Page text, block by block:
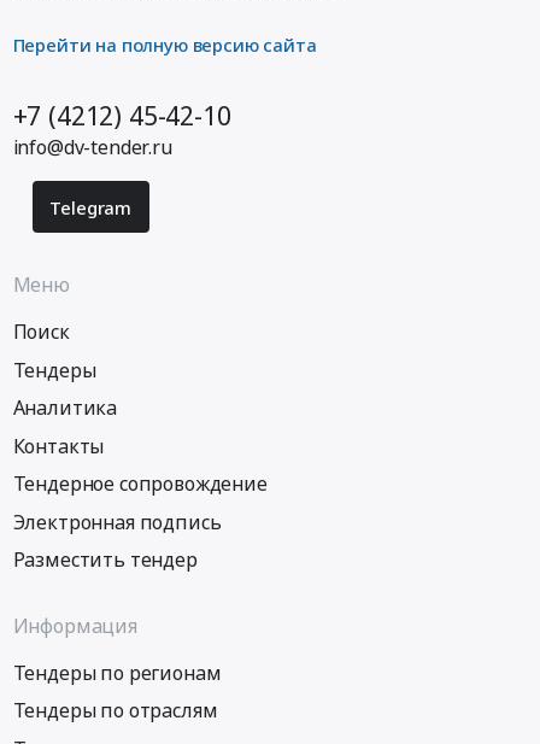
Перейти на полную версию сайта
+7 (4212) 45-42-10
info@dv-tender.ru
Telegram
Меню
Поиск
Тендеры
Аналитика
Контакты
Тендерное сопровождение
Электронная подпись
Разместить тендер
Информация
Тендеры по регионам
Тендеры по отраслям